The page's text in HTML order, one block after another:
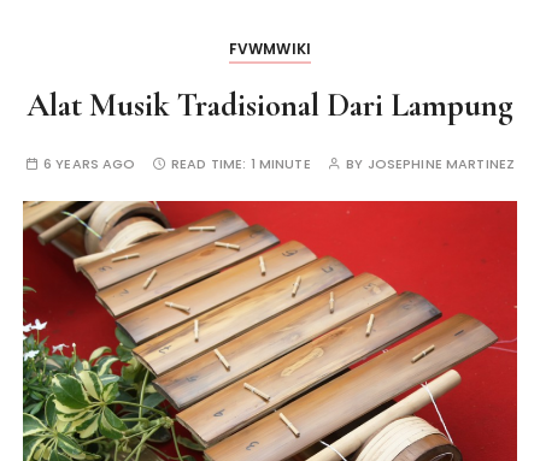
FVWMWIKI
Alat Musik Tradisional Dari Lampung
6 YEARS AGO READ TIME: 1 MINUTE BY JOSEPHINE MARTINEZ